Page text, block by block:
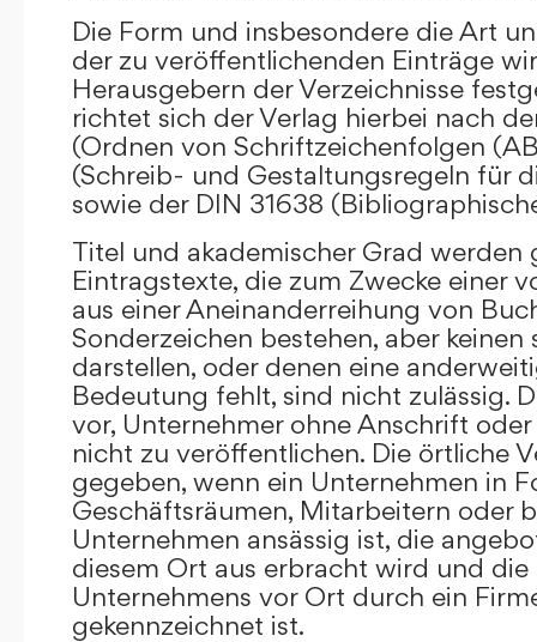
Die Form und insbesondere die Art
der zu veröffentlichenden Einträge
Herausgebern der Verzeichnisse
richtet sich der Verlag hierbei nach
(Ordnen von Schriftzeichenfolgen
(Schreib- und Gestaltungsregeln für
sowie der DIN 31638
Titel und akademischer Grad werden
Eintragstexte, die zum Zwecke einer
aus einer Aneinanderreihung von
Sonderzeichen bestehen, aber keinen
darstellen, oder denen eine
Bedeutung fehlt, sind nicht zulässig.
vor, Unternehmer ohne Anschrift
nicht zu veröffentlichen. Die örtliche
gegeben, wenn ein Unternehmen in
Geschäftsräumen, Mitarbeitern oder
Unternehmen ansässig ist, die
diesem Ort aus erbracht wird und die
Unternehmens vor Ort durch ein
gekennzeichnet ist.